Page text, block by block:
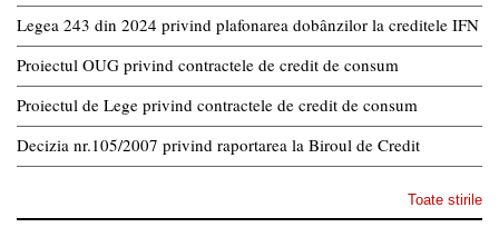
Legea 243 din 2024 privind plafonarea dobânzilor la creditele IFN
Proiectul OUG privind contractele de credit de consum
Proiectul de Lege privind contractele de credit de consum
Decizia nr.105/2007 privind raportarea la Biroul de Credit
Toate stirile